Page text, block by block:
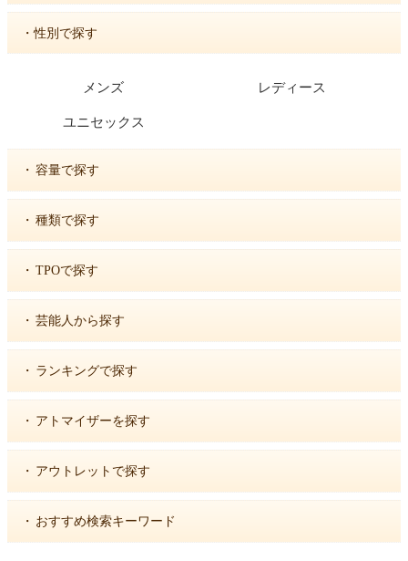
・性別で探す
メンズ レディース
ユニセックス
・ 容量で探す
・ 種類で探す
・ TPOで探す
・ 芸能人から探す
・ ランキングで探す
・ アトマイザーを探す
・ アウトレットで探す
・ おすすめ検索キーワード